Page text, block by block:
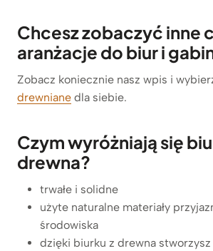
Chcesz zobaczyć inne
aranżacje do biur i
Zobacz koniecznie nasz wpis i
drewniane dla siebie.
Czym wyróżniają się
drewna?
trwałe i solidne
użyte naturalne materiały
środowiska
dzięki biurku z drewna